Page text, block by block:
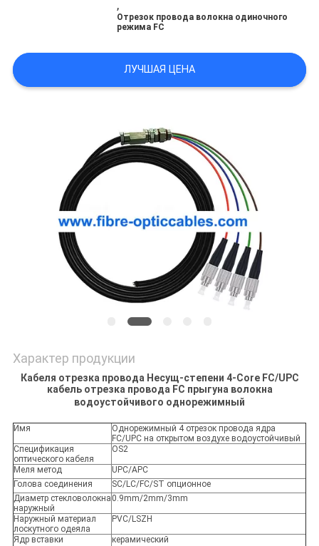
,
Отрезок провода волокна одиночного
режима FC
ЛУЧШАЯ ЦЕНА
Характер продукции
Кабеля отрезка провода Несущ-степени 4-Core FC/UPC
кабель отрезка провода FC прыгуна волокна
водоустойчивого однорежимный
Имя
Однорежимный 4 отрезок провода ядра
FC/UPC на открытом воздухе водоустойчивый
Спецификация
оптического кабеля
OS2
Меля метод
UPC/APC
Голова соединения
SC/LC/FC/ST опционное
Диаметр стекловолокна
наружный
0.9mm/2mm/3mm
Наружный материал
лоскутного одеяла
PVC/LSZH
Ядр вставки
керамический